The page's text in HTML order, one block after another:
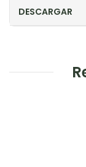
DESCARGAR